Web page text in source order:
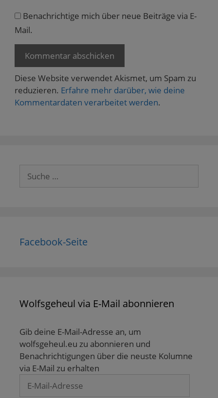
Benachrichtige mich über neue Beiträge via E-
Mail.
Diese Website verwendet Akismet, um Spam zu
reduzieren. Erfahre mehr darüber, wie deine
Kommentardaten verarbeitet werden.
nach:
Facebook-Seite
Wolfsgeheul via E-Mail abonnieren
Gib deine E-Mail-Adresse an, um
wolfsgeheul.eu zu abonnieren und
Benachrichtigungen über die neuste Kolumne
via E-Mail zu erhalten
Mail-